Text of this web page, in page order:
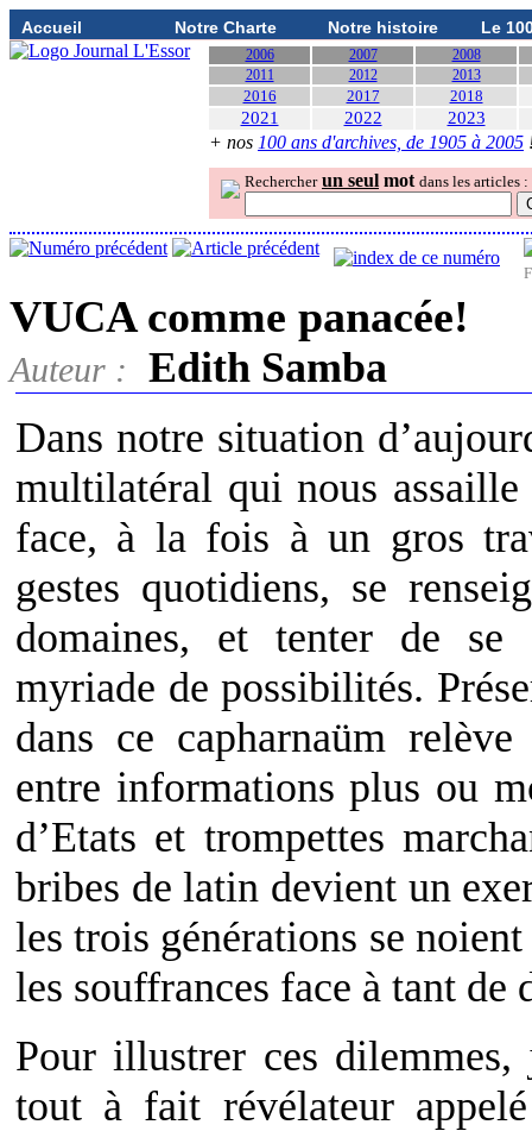
Accueil Notre Charte Notre histoire Le
2006 2007
2008
2011
2012 2013
2016 2017 2018
2021 2022 2023
+ nos 100 ans d'archives, de 1905 à 2005
Rechercher un seul mot dans les articles :
VUCA comme panacée!
Auteur :
Edith Samba
Dans notre situation
multilatéral qui nous
face, à la fois à un gros
gestes quotidiens, se
domaines, et tenter de
myriade de possibilités.
dans ce capharnaüm
entre informations plus ou
d’Etats et trompettes
bribes de latin devient un
les trois générations se
les souffrances face à tant de
Pour illustrer ces
tout à fait révélateur